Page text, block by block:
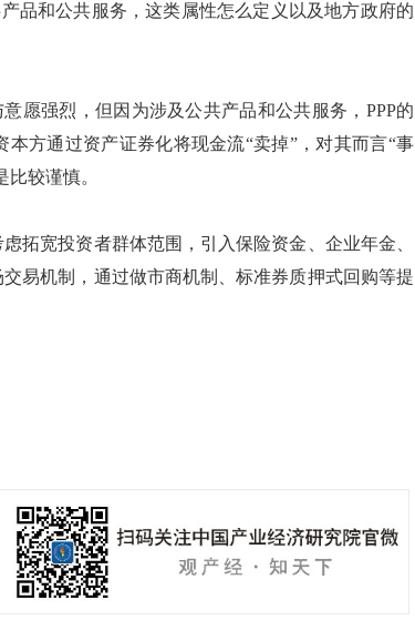
品和公共服务，这类属性怎么定义以及地方政府的
强烈，但因为涉及公共产品和公共服务，PPP的
方通过资产证券化将现金流“卖掉”，对其而言“事
较谨慎。
宽投资者群体范围，引入保险资金、企业年金、
易机制，通过做市商机制、标准券质押式回购等提